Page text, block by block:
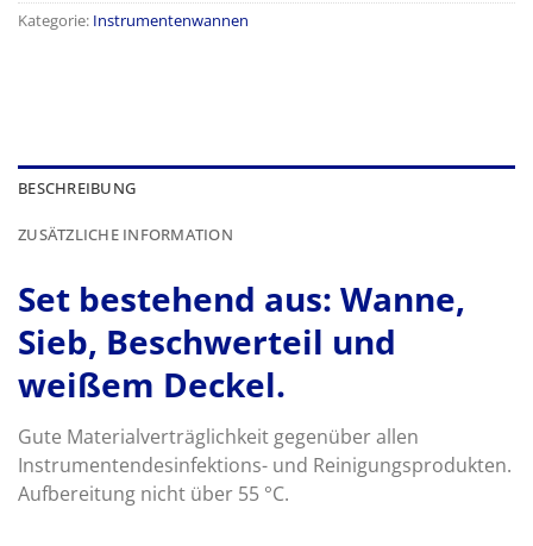
Kategorie: Instrumentenwannen
BESCHREIBUNG
ZUSÄTZLICHE INFORMATION
Set bestehend aus: Wanne,
Sieb, Beschwerteil und
weißem Deckel.
Gute Materialverträglichkeit gegenüber allen
Instrumentendesinfektions- und Reinigungsprodukten.
Aufbereitung nicht über 55 °C.